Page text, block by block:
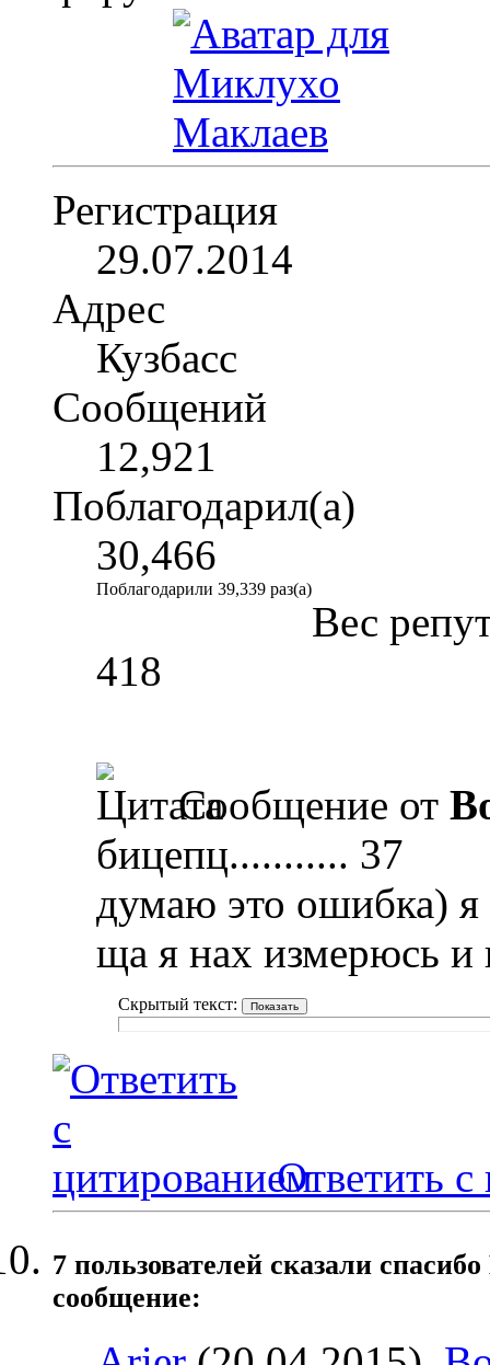
Регистрация
29.07.2014
Адрес
Кузбасс
Сообщений
12,921
Поблагодарил(а)
30,466
Поблагодарили 39,339 раз(а)
Вес
418
Сообщение от
бицепц........... 37
думаю это ошибка)
ща я нах измерюсь и
Скрытый текст:
Ответить с
7 пользователей сказали
сообщение: